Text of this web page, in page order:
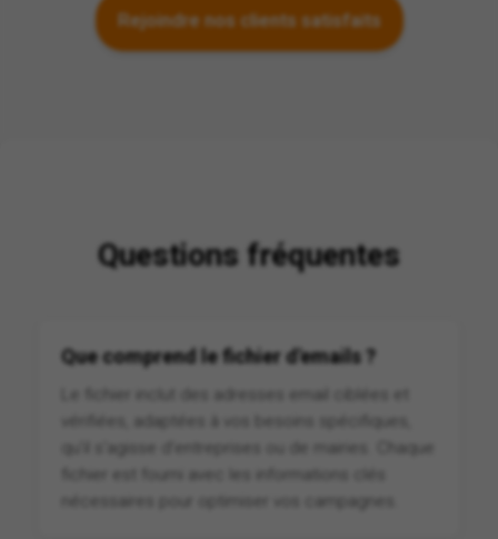
Rejoindre nos clients satisfaits
Questions fréquentes
Que comprend le fichier d'emails ?
Le fichier inclut des adresses email ciblées et
vérifiées, adaptées à vos besoins spécifiques,
qu'il s'agisse d'entreprises ou de mairies. Chaque
nécessaires pour optimiser vos campagnes.